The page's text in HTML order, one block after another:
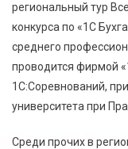
региональный тур
конкурса по «1С
среднего
проводится фирмой
1С:Соревнований,
университета при
Среди прочих в